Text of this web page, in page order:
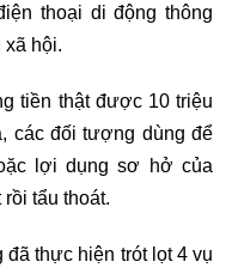
thoại di động thông
xã hội.
tiền thật được 10 triệu
các đối tượng dùng để
lợi dụng sơ hở của
tẩu thoát.
thực hiện trót lọt 4 vụ